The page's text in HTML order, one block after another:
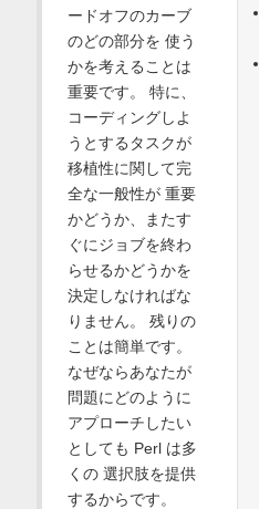
ードオフのカーブ
のどの部分を 使う
かを考えることは
重要です。 特に、
コーディングしよ
うとするタスクが
移植性に関して完
全な一般性が 重要
かどうか、またす
ぐにジョブを終わ
らせるかどうかを
決定しなければな
りません。 残りの
ことは簡単です。
なぜならあなたが
問題にどのように
アプローチしたい
としても Perl は多
くの 選択肢を提供
するからです。